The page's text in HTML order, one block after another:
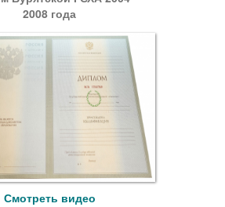
2008 года
Смотреть видео